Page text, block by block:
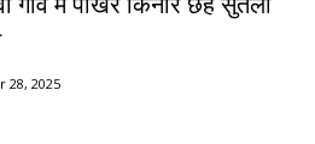
28, 2025